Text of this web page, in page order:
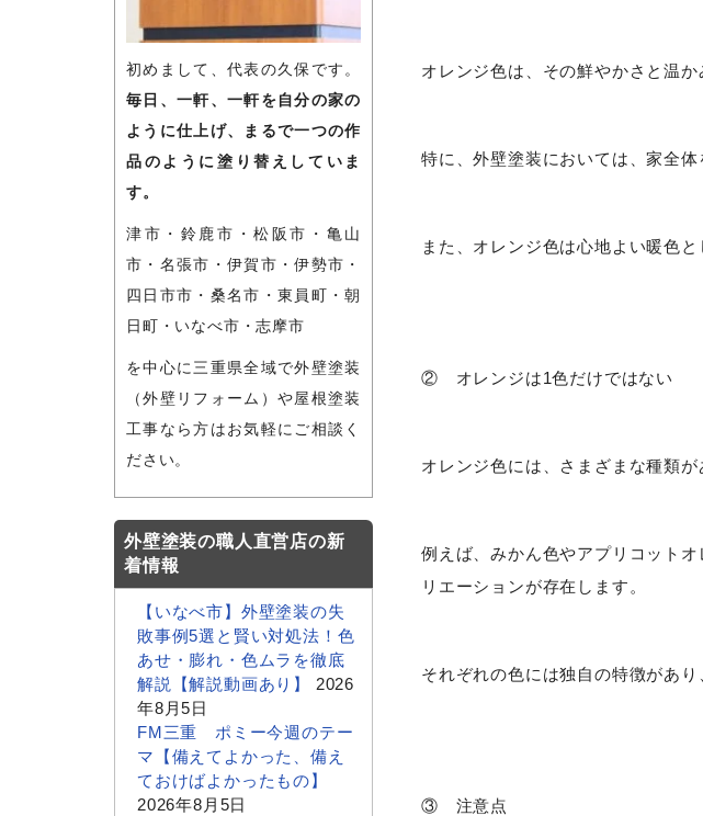
オレンジ色は、その鮮やかさと温
特に、外壁塗装においては、家全
また、オレンジ色は心地よい暖色
② オレンジは1色だけではない
オレンジ色には、さまざまな種類が
例えば、みかん色やアプリコット
リエーションが存在します。
それぞれの色には独自の特徴があ
③ 注意点
初めまして、代表の久保です。
毎日、一軒、一軒を自分の家の
ように仕上げ、まるで一つの作
品のように塗り替えしていま
す。
津市・鈴鹿市・松阪市・亀山
市・名張市・伊賀市・伊勢市・
四日市市・桑名市・東員町・朝
日町・いなべ市・志摩市
を中心に三重県全域で外壁塗装
（外壁リフォーム）や屋根塗装
工事なら方はお気軽にご相談く
ださい。
外壁塗装の職人直営店の新
着情報
【いなべ市】外壁塗装の失
敗事例5選と賢い対処法！色
あせ・膨れ・色ムラを徹底
解説【解説動画あり】
2026
年8月5日
FM三重 ポミー今週のテー
マ【備えてよかった、備え
ておけばよかったもの】
2026年8月5日